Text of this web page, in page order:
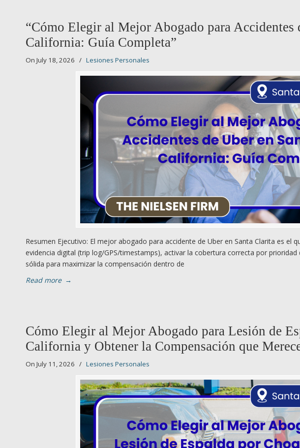
“Cómo Elegir al Mejor Abogado para Accidentes
California: Guía Completa”
On July 18, 2026 / Lesiones Personales
Resumen Ejecutivo: El mejor abogado para accidente de Uber en Santa Clarita es el
evidencia digital (trip log/GPS/timestamps), activar la cobertura correcta por
sólida para maximizar la compensación dentro de
Read more →
Cómo Elegir al Mejor Abogado para Lesión de
California y Obtener la Compensación que
On July 11, 2026 / Lesiones Personales